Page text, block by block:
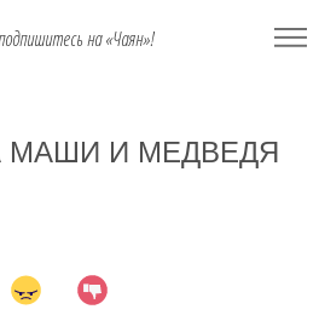
на «Чаян»!
МАШИ И МЕДВЕДЯ